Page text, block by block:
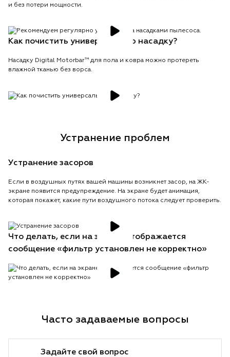
и без потери мощности.
Как почистить универсальную насадку?
Насадку Digital Motorbar™ для пола и ковра можно протереть
влажной тканью без ворса.
Устранение проблем
Устранение засоров
Если в воздушных путях вашей машины возникнет засор, на ЖК-
экране появится предупреждение. На экране будет анимация,
которая покажет, какие пути воздушного потока следует проверить.
Что делать, если на экране отображается
сообщение «фильтр установлен не корректно»
Часто задаваемые вопросы
Задайте свой вопрос